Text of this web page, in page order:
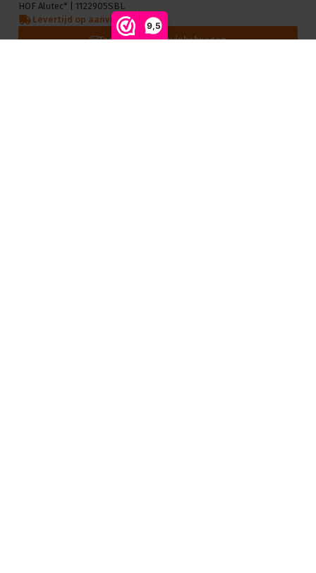
9,5
HOF Alutec* | 1122905SBL
Levertijd op aanvraag
Toevoegen aan winkelwagen